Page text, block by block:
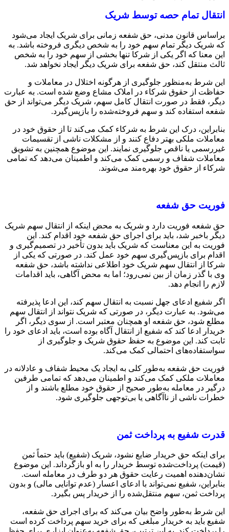
انتقال تمام حصه توسط شریک
براساس قانون مدنی، حق شفعه زمانی برای شریک ایجاد می‌شود
که شریک دیگر تمام سهم خود را به شخص دیگری فروخته باشد. به
این معنا که اگر یکی از شرکا تنها بخشی از سهم خود را به شخص
ثالث منتقل کند، حق شفعه برای شریک دیگر ایجاد نخواهد شد.
این شرط به‌منظور جلوگیری از هرگونه اختلال در معاملات و
حفاظت از حقوق شرکاء در املاک مشاع وضع شده است. به عبارت
دیگر، فقط در صورت انتقال کامل سهم، شریک دیگر می‌تواند از حق
شفعه استفاده کند و سهم فروخته‌شده را بازپس‌گیرد.
بنابراین، درک این شرط به شرکاء کمک می‌کند تا از حقوق خود در
معاملات ملکی بهتر دفاع کنند و از مشکلات ناشی از تقسیمات
غیررسمی یا ناقص جلوگیری نمایند. این موضوع همچنین به تشویق
معاملات شفاف و رسمی کمک می‌کند و اطمینان می‌دهد که تمامی
شرکاء از حقوق خود بهره‌مند می‌شوند.
فوریت حق شفعه
حق شفعه فوریت دارد و شریک به محض اینکه از انتقال سهم شریک
دیگر باخبر شد، باید برای اجرای حق شفعه خود اقدام کند. این
فوریت به این معناست که شریک باید بدون تأخیر در تصمیم‌گیری و
اقدام برای بازپس‌گیری سهم خود عمل کند. در صورتی که یکی از
شرکا از انتقال سهم شریک خود اطلاعی نداشته باشد، حق شفعه
وی با گذر زمان از بین نمی‌رود؛ اما به محض آگاهی، باید اقدامات
لازم را انجام دهد.
اگر شفیع ادعای جهل نسبت به انتقال سهم کند، این ادعا پذیرفته
می‌شود. به عبارت دیگر، در صورتی که شریک نتواند از انتقال سهم
مطلع شود، حق شفعه او همچنان معتبر است. از سوی دیگر، اگر
خریدار ادعا کند که شفیع از انتقال آگاه بوده است، باید ادعای خود را
ثابت کند. این موضوع به حفظ حقوق شریک و جلوگیری از
سواستفاده‌های احتمالی کمک می‌کند.
فوریت حق شفعه به‌طور کلی به ایجاد یک محیط شفاف و عادلانه در
معاملات ملکی کمک می‌کند و اطمینان می‌دهد که تمامی طرفین
درگیر در معامله به‌طور صحیح از حقوق خود مطلع باشند و از
خطرات ناشی از ناآگاهی یا بی‌توجهی جلوگیری شود.
قدرت شفیع به پرداخت ثمن
برای اینکه حق خریدار ضایع نشود، شریک (شفیع) باید حتماً ثمن
(قیمت) پرداخت‌شده توسط خریدار را به او بازگرداند. این موضوع
نشان‌دهنده اهمیت رعایت حقوق هر دو طرف در معامله است.
بنابراین، شفیع نمی‌تواند با ادعای اعسار (عدم توانایی مالی) و بدون
پرداخت ثمن، سهم منتقل‌شده را از خریدار پس بگیرد.
این شرط به‌طور واضح بیان می‌کند که برای اجرای حق شفعه،
شفیع باید به خریدار مبلغی که برای خرید سهم پرداخت کرده است